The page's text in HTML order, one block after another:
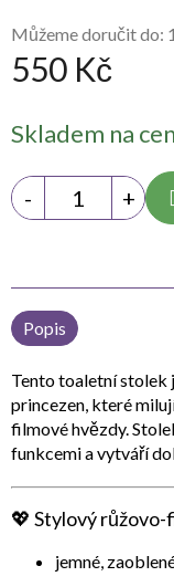
550 Kč
cena:
Skladem na
Můžeme doručit do:
Popis
Tento toaletní stolek
princezen, které
filmové hvězdy.
funkcemi a vytváří
💖 Stylový
jemné,